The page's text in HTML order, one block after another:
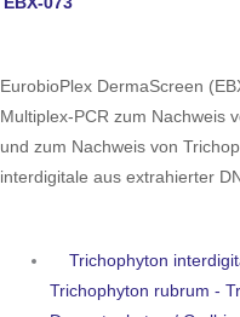
EurobioPlex DermaScreen
Multiplex-PCR zum Nachweis
und zum Nachweis von
interdigitale aus extrahierter
Trichophyton
Trichophyton rubrum -